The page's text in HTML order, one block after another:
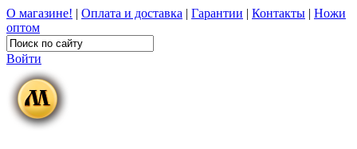
О магазине! | Оплата и доставка | Гарантии | Контакты | Ножи
оптом
Войти